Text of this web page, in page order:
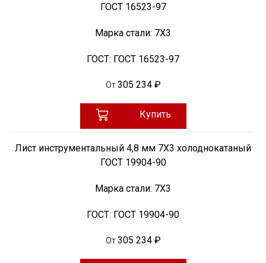
ГОСТ 16523-97
Марка стали: 7Х3
ГОСТ: ГОСТ 16523-97
От 305 234 ₽
Купить
Лист инструментальный 4,8 мм 7Х3 холоднокатаный
ГОСТ 19904-90
Марка стали: 7Х3
ГОСТ: ГОСТ 19904-90
От 305 234 ₽